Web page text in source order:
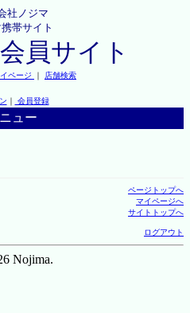
社ノジマ
帯サイト
員サイト
ページ ｜ 店舗検索
｜ 会員登録
ュー
ページトップへ
マイページへ
サイトトップへ
ログアウト
Nojima.